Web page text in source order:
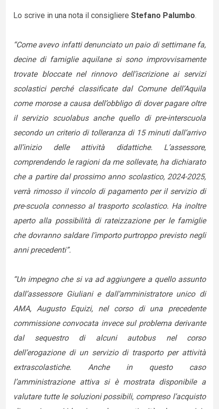
Lo scrive in una nota il consigliere Stefano Palumbo.
“Come avevo infatti denunciato un paio di settimane fa,
decine di famiglie aquilane si sono improvvisamente
trovate bloccate nel rinnovo dell’iscrizione ai servizi
scolastici perché classificate dal Comune dell’Aquila
come morose a causa dell’obbligo di dover pagare oltre
il servizio scuolabus anche quello di pre-interscuola
secondo un criterio di tolleranza di 15 minuti dall’arrivo
all’inizio delle attività didattiche. L’assessore,
comprendendo le ragioni da me sollevate, ha dichiarato
che a partire dal prossimo anno scolastico, 2024-2025,
verrà rimosso il vincolo di pagamento per il servizio di
pre-scuola connesso al trasporto scolastico. Ha inoltre
aperto alla possibilità di rateizzazione per le famiglie
che dovranno saldare l’importo purtroppo previsto negli
anni precedenti”.
“Un impegno che si va ad aggiungere a quello assunto
dall’assessore Giuliani e dall’amministratore unico di
AMA, Augusto Equizi, nel corso di una precedente
commissione convocata invece sul problema derivante
dal sequestro di alcuni autobus nel corso
dell’erogazione di un servizio di trasporto per attività
extrascolastiche. Anche in questo caso
l’amministrazione attiva si è mostrata disponibile a
valutare tutte le soluzioni possibili, compreso l’acquisto